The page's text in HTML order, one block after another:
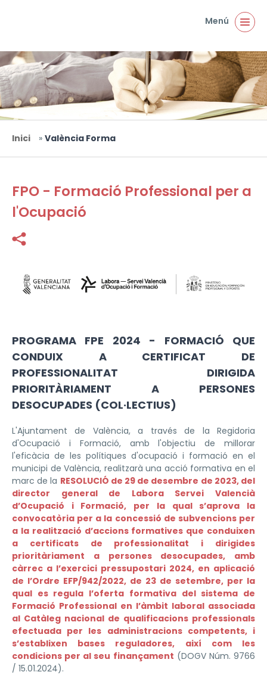
Menú
Esteu aquí
Inici » València Forma
FPO - Formació Professional per a
l'Ocupació
PROGRAMA FPE 2024 - FORMACIÓ QUE
CONDUIX A CERTIFICAT DE
PROFESSIONALITAT DIRIGIDA
PRIORITÀRIAMENT A PERSONES
DESOCUPADES (COL·LECTIUS)
L'Ajuntament de València, a través de la Regidoria
d'Ocupació i Formació, amb l'objectiu de millorar
l'eficàcia de les polítiques d'ocupació i formació en el
municipi de València, realitzarà una acció formativa en el
marc de la RESOLUCIÓ de 29 de desembre de 2023, del
director general de Labora Servei Valencià
d’Ocupació i Formació, per la qual s’aprova la
convocatòria per a la concessió de subvencions per
a la realització d’accions formatives que conduixen
a certificats de professionalitat i dirigides
prioritàriament a persones desocupades, amb
càrrec a l’exercici pressupostari 2024, en aplicació
de l’Ordre EFP/942/2022, de 23 de setembre, per la
qual es regula l’oferta formativa del sistema de
Formació Professional en l’àmbit laboral associada
al Catàleg nacional de qualificacions professionals
efectuada per les administracions competents, i
s’establixen bases reguladores, així com les
condicions per al seu finançament (DOGV Núm. 9766
/ 15.01.2024).